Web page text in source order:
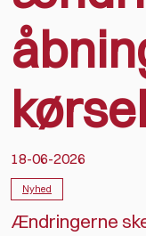
18-06-2026
Nyhed
Ændringerne